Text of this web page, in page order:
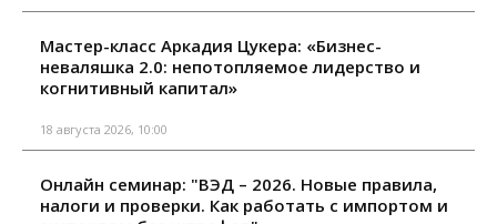
Мастер-класс Аркадия Цукера: «Бизнес-
неваляшка 2.0: непотопляемое лидерство и
когнитивный капитал»
18 августа 2026, 10:00
Онлайн семинар: "ВЭД – 2026. Новые правила,
налоги и проверки. Как работать с импортом и